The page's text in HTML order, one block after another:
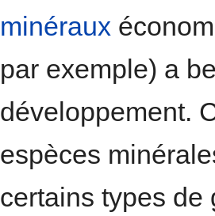
minéraux
par exemple) a
développement.
espèces
certains types de